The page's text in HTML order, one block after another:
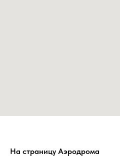
На страницу Аэродрома
НАПИШИТЕ НАМ